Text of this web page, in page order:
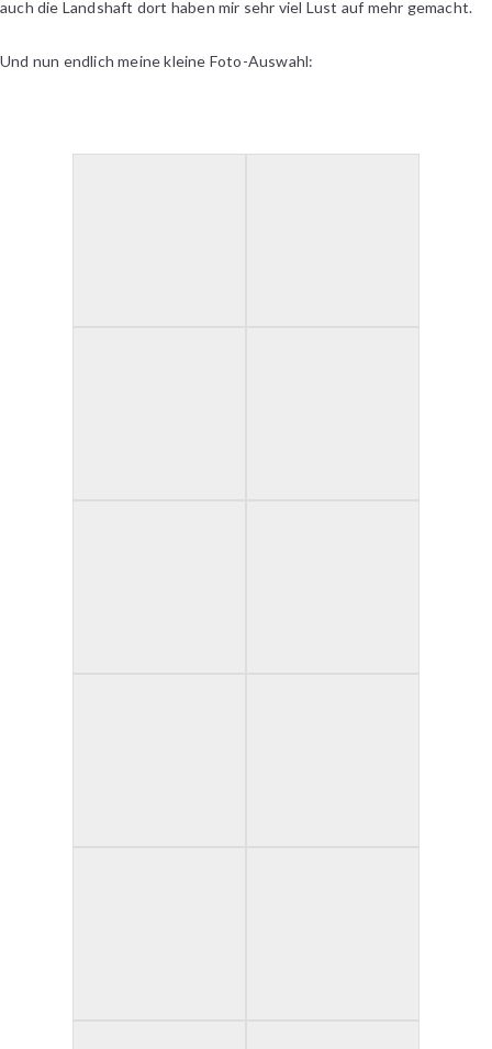
auch die Landshaft dort haben mir sehr viel Lust auf mehr gemacht.
Und nun endlich meine kleine Foto-Auswahl: